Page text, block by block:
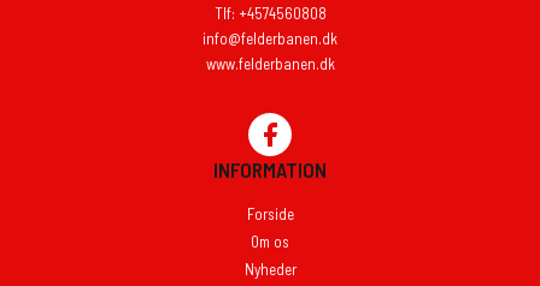
Tlf: +4574560808
info@felderbanen.dk
www.felderbanen.dk
INFORMATION
Forside
Om os
Nyheder